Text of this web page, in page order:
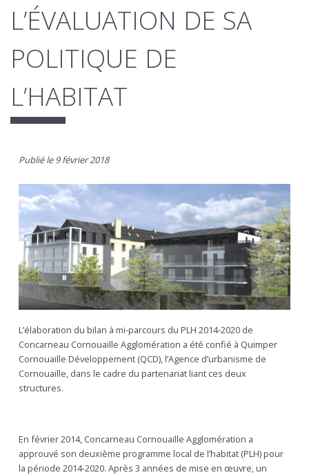
L’ÉVALUATION DE SA
POLITIQUE DE
L’HABITAT
Publié le 9 février 2018
L’élaboration du bilan à mi-parcours du PLH 2014-2020 de
Concarneau Cornouaille Agglomération a été confié à Quimper
Cornouaille Développement (QCD), l’Agence d’urbanisme de
Cornouaille, dans le cadre du partenariat liant ces deux
structures.
En février 2014, Concarneau Cornouaille Agglomération a
approuvé son deuxième programme local de l’habitat (PLH) pour
la période 2014-2020. Après 3 années de mise en œuvre, un